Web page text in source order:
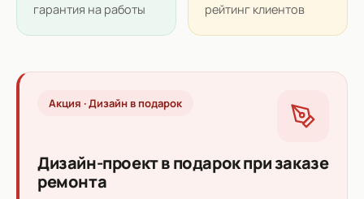
гарантия на работы рейтинг клиентов
Акция · Дизайн в подарок
Дизайн-проект в подарок при заказе
ремонта